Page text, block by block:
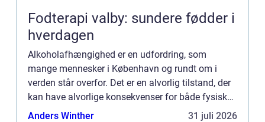
Fodterapi valby: sundere fødder i
hverdagen
Alkoholafhængighed er en udfordring, som
mange mennesker i København og rundt om i
verden står overfor. Det er en alvorlig tilstand, der
kan have alvorlige konsekvenser for både fysisk
og mental sundhed. Heldigvis er der hjælp at få,
Anders Winther 31 juli 2026